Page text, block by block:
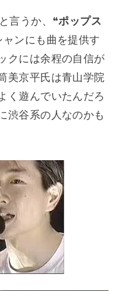
言うか、❝ポップス
ンにも曲を提供す
クには余程の自信が
美京平氏は青山学院
く遊んでいたんだろ
渋谷系の人なのかも